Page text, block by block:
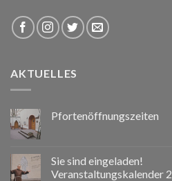
AKTUELLES
Pfortenöffnungszeiten
Sie sind eingeladen!
Veranstaltungskalender